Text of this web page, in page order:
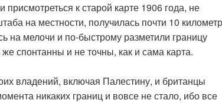
к старой карте 1906 года, не
на местности, получилась почти 10
мелочи и по-быстрому разметили границу
спонтанны и не точны, как и сама карта.
владений, включая Палестину, и британцы
никаких границ и вовсе не стало, ибо все